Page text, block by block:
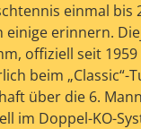
einmal
erinnern.
offiziell seit
beim „Classic“-
über die 6.
im Doppel-KO-